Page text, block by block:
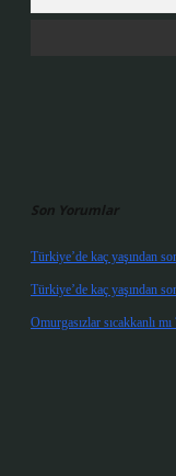
Son Yorumlar
Türkiye’de kaç yaşından
Türkiye’de kaç yaşından
Omurgasızlar sıcakkanlı mı